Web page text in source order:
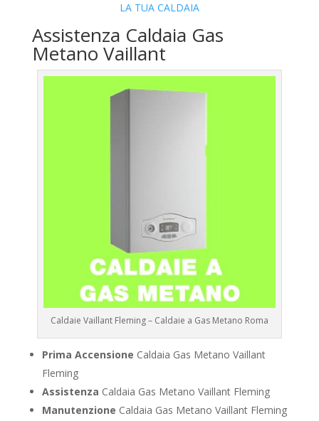
LA TUA CALDAIA
Assistenza Caldaia Gas
Metano Vaillant
Caldaie Vaillant Fleming – Caldaie a Gas Metano Roma
Prima Accensione Caldaia Gas Metano Vaillant
Fleming
Assistenza Caldaia Gas Metano Vaillant Fleming
Manutenzione Caldaia Gas Metano Vaillant Fleming